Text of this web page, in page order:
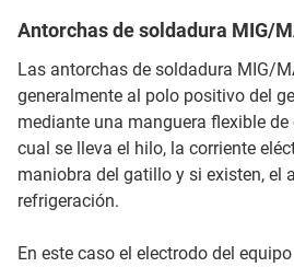
Antorchas de soldadura MIG/
Las antorchas de soldadura MIG/
generalmente al polo positivo del
mediante una manguera flexible
cual se lleva el hilo, la corriente
maniobra del gatillo y si existen, el
refrigeración.
En este caso el electrodo del